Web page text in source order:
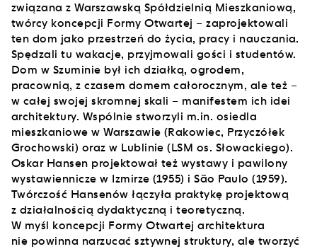
związana z Warszawską Spółdzielnią Mieszkaniową,
twórcy koncepcji Formy Otwartej – zaprojektowali
ten dom jako przestrzeń do życia, pracy i nauczania.
Spędzali tu wakacje, przyjmowali gości i studentów.
Dom w Szuminie był ich działką, ogrodem,
pracownią, z czasem domem całorocznym, ale też –
w całej swojej skromnej skali – manifestem ich idei
architektury. Wspólnie stworzyli m.in. osiedla
mieszkaniowe w Warszawie (Rakowiec, Przyczółek
Grochowski) oraz w Lublinie (LSM os. Słowackiego).
Oskar Hansen projektował też wystawy i pawilony
wystawiennicze w Izmirze (1955) i São Paulo (1959).
Twórczość Hansenów łączyła praktykę projektową
z działalnością dydaktyczną i teoretyczną.
W myśl koncepcji Formy Otwartej architektura
nie powinna narzucać sztywnej struktury, ale tworzyć